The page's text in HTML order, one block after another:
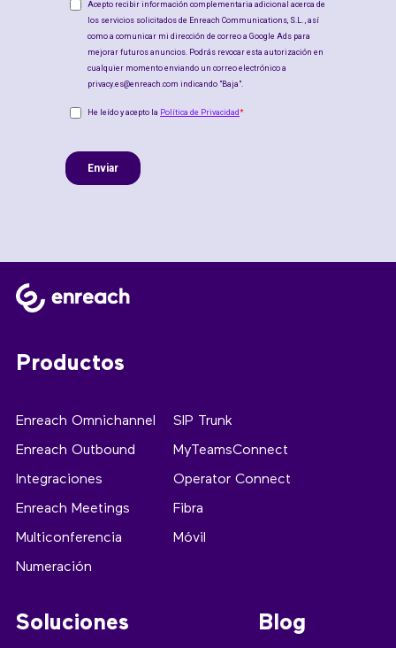
Productos
Enreach Omnichannel
Enreach Outbound
Integraciones
Enreach Meetings
Multiconferencia
Numeración
SIP Trunk
MyTeamsConnect
Operator Connect
Fibra
Móvil
Soluciones Blog